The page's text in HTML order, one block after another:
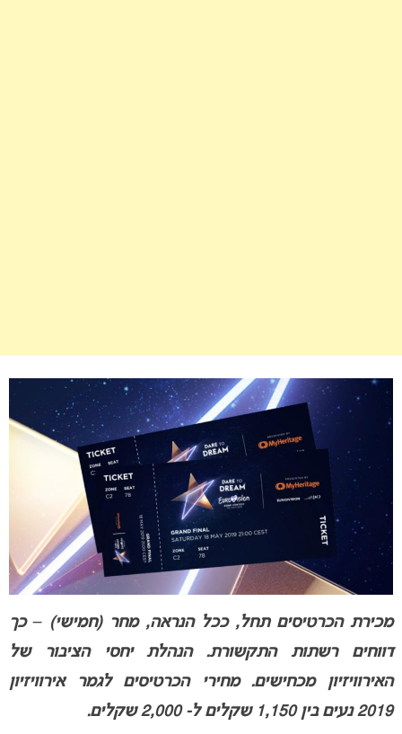
מכירת הכרטיסים תחל, ככל הנראה, מחר (חמישי) – כך
דווחים רשתות התקשורת. הנהלת יחסי הציבור של
האירוויזיון מכחישים. מחירי הכרטיסים לגמר אירוויזיון
2019 נעים בין 1,150 שקלים ל- 2,000 שקלים.